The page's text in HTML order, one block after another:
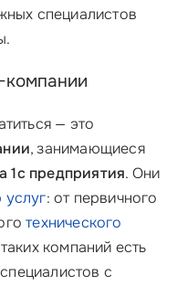
специалистов
компании
— это
, занимающиеся
1с предприятия. Они
услуг: от первичного
технического
компаний есть
с